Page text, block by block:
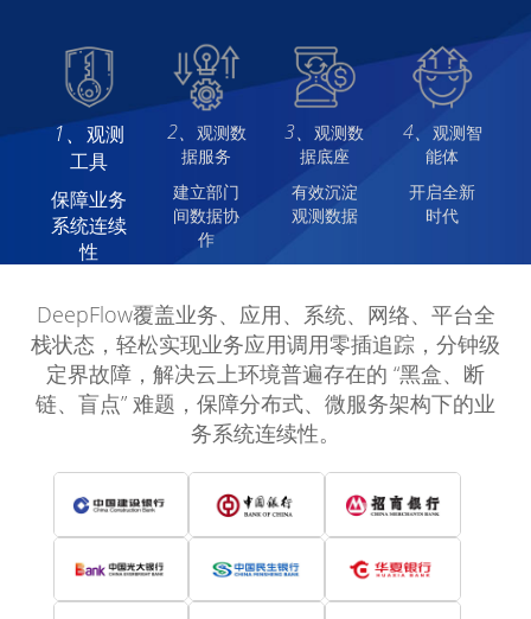
1、 观测
工具
保障业务
系统连续
性
2、 观测数
据服务
建立部门
间数据协
作
3、观测数
据底座
有效沉淀
观测数据
4、 观测智
能体
开启全新
时代
DeepFlow覆盖业务、应用、系统、网络、平台全
栈状态，轻松实现业务应用调用零插追踪，分钟级
定界故障，解决云上环境普遍存在的 “黑盒、断
链、盲点” 难题，保障分布式、微服务架构下的业
务系统连续性。